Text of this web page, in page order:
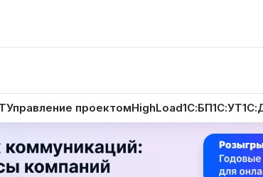
Управление проектомHighLoad1С:БП1С:УТ